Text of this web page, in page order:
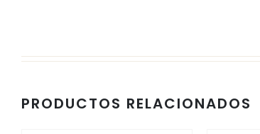
PRODUCTOS RELACIONADOS